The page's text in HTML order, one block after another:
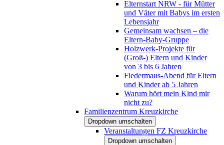
Elternstart NRW - für Mütter
und Väter mit Babys im ersten
Lebensjahr
Gemeinsam wachsen – die
Eltern-Baby-Gruppe
Holzwerk-Projekte für
(Groß-) Eltern und Kinder
von 3 bis 6 Jahren
Fledermaus-Abend für Eltern
und Kinder ab 5 Jahren
Warum hört mein Kind mir
nicht zu?
Familienzentrum Kreuzkirche
Dropdown umschalten
Veranstaltungen FZ Kreuzkirche
Dropdown umschalten